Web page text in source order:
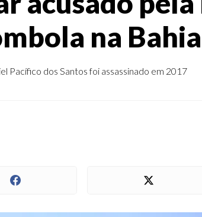
na Bahia
Pacífico dos Santos foi assassinado em 2017